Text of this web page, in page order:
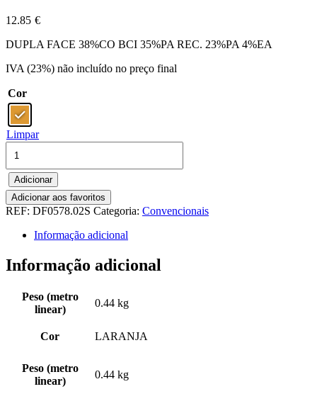
12.85 €
DUPLA FACE 38%CO BCI 35%PA REC. 23%PA 4%EA
IVA (23%) não incluído no preço final
Cor
Limpar
de
DF0578.02S
DUPLA
FACE
BCI
REC.
23%PA
Adicionar
Adicionar aos favoritos
REF: DF0578.02S Categoria: Convencionais
Informação adicional
Informação adicional
Peso (metro
linear)
0.44 kg
Cor LARANJA
Peso (metro
linear)
0.44 kg